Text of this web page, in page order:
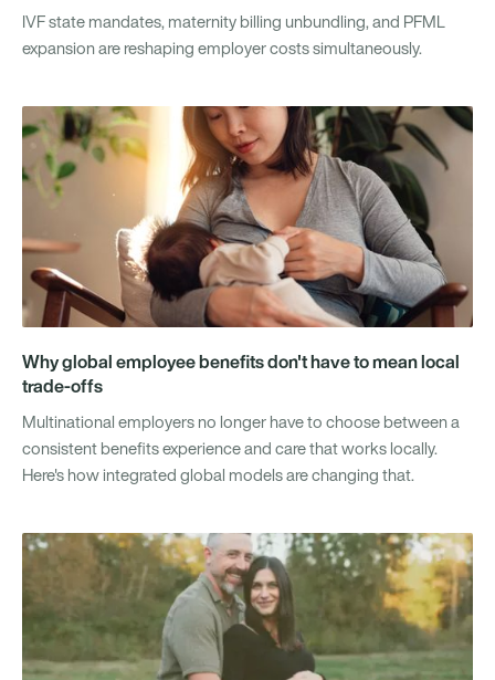
IVF state mandates, maternity billing unbundling, and PFML
expansion are reshaping employer costs simultaneously.
Why global employee benefits don't have to mean local
trade-offs
Multinational employers no longer have to choose between a
consistent benefits experience and care that works locally.
Here's how integrated global models are changing that.